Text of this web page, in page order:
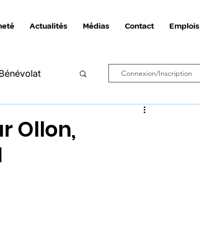
Actualités Médias Contact Emplois
Connexion/Inscription
Ollon,